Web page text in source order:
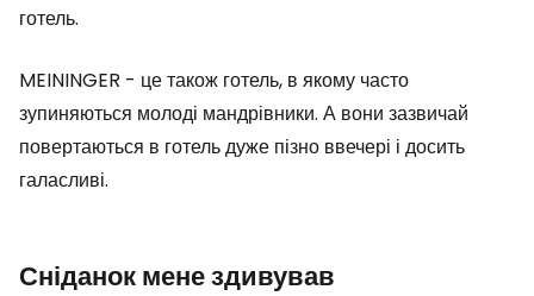
готель.
MEININGER - це також готель, в якому часто
зупиняються молоді мандрівники. А вони зазвичай
повертаються в готель дуже пізно ввечері і досить
галасливі.
Сніданок мене здивував